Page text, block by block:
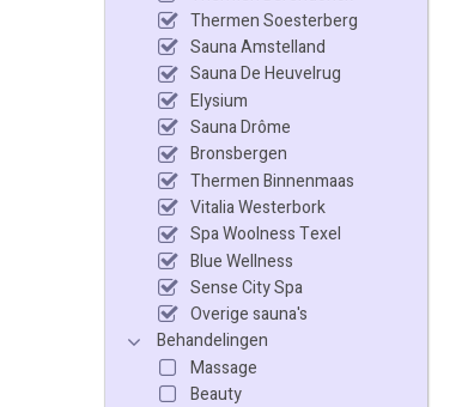
Thermen Soesterberg
Sauna Amstelland
Sauna De Heuvelrug
Elysium
Sauna Drôme
Bronsbergen
Thermen Binnenmaas
Vitalia Westerbork
Spa Woolness Texel
Blue Wellness
Sense City Spa
Overige sauna's
Behandelingen
Massage
Beauty